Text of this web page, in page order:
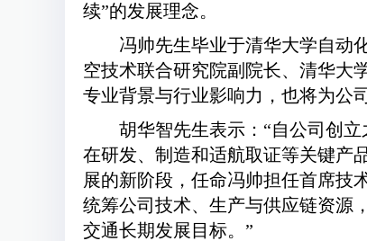
续”的发展理念。
冯帅先生毕业于清华大学自动
空技术联合研究院副院长、清华大
专业背景与行业影响力，也将为公
胡华智先生表示：“自公司创
在研发、制造和适航取证等关键产
展的新阶段，任命冯帅担任首席技
统筹公司技术、生产与供应链资源
交通长期发展目标。”